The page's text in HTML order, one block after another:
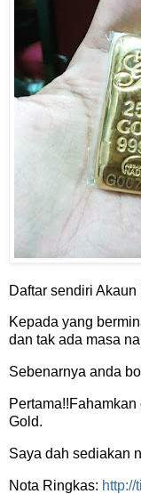
Daftar sendiri
Kepada yang
dan tak ada masa
Sebenarnya anda
Gold.
Saya dah sediakan
Nota Ringkas: